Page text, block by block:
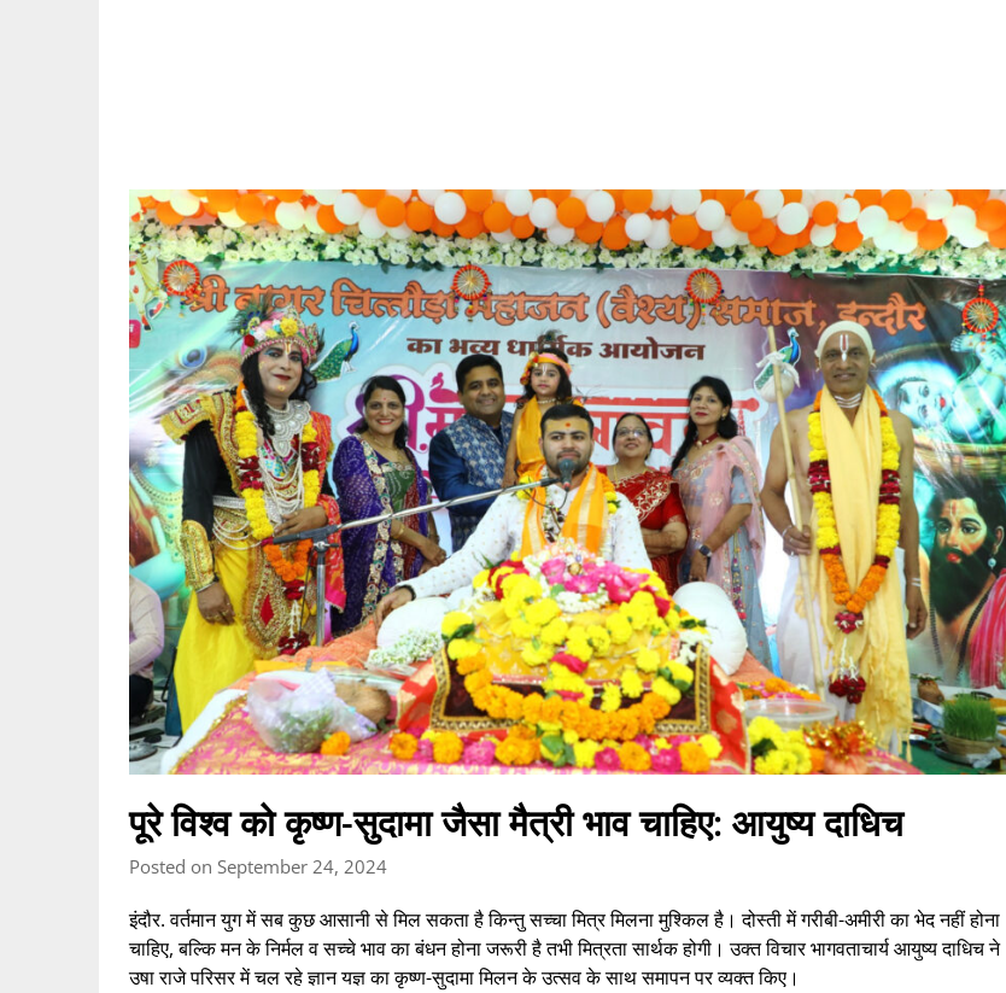
पूरे विश्व को कृष्ण-सुदामा जैसा मैत्री भाव चाहिए: आयुष्य दाधिच
Posted on September 24, 2024
इंदौर. वर्तमान युग में सब कुछ आसानी से मिल सकता है किन्तु सच्चा मित्र मिलना मुश्किल है। दोस्ती में गरीबी-अमीरी का भेद नहीं होना
चाहिए, बल्कि मन के निर्मल व सच्चे भाव का बंधन होना जरूरी है तभी मित्रता सार्थक होगी। उक्त विचार भागवताचार्य आयुष्य दाधिच ने
उषा राजे परिसर में चल रहे ज्ञान यज्ञ का कृष्ण-सुदामा मिलन के उत्सव के साथ समापन पर व्यक्त किए।